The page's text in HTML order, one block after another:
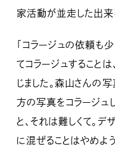
家活動が並走した出来
「コラージュの依頼も
てコラージュすること
じました。森山さんの
方の写真をコラージュ
と、それは難しくて。
に混ぜることはやめよ